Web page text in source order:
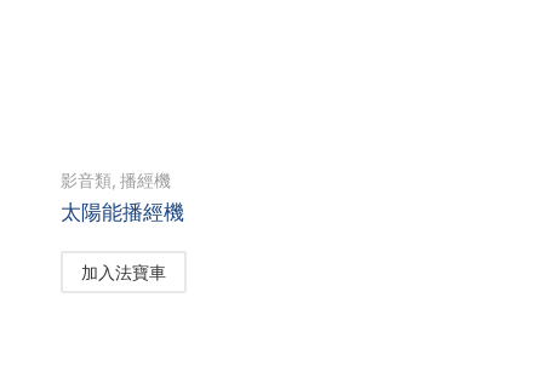
影音類, 播經機
太陽能播經機
加入法寶車